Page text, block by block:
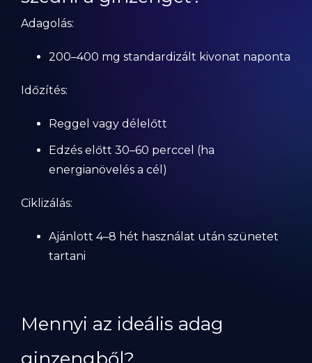
Adagolás:
200–400 mg standardizált kivonat naponta
Időzítés:
Reggel vagy délelőtt
Edzés előtt 30–60 perccel (ha
energianövelés a cél)
Ciklizálás:
Ajánlott 4–8 hét használat után szünetet
tartani
Mennyi az ideális adag